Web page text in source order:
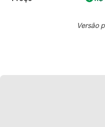
Versão